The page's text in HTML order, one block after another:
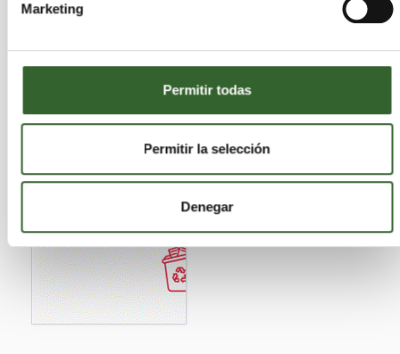
Marketing
Permitir todas
Permitir la selección
Denegar